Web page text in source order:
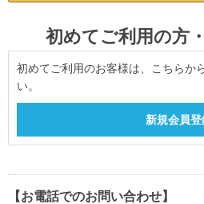
初めてご利用の方
初めてご利用のお客様は、こちらか
い。
【お電話でのお問い合わせ】